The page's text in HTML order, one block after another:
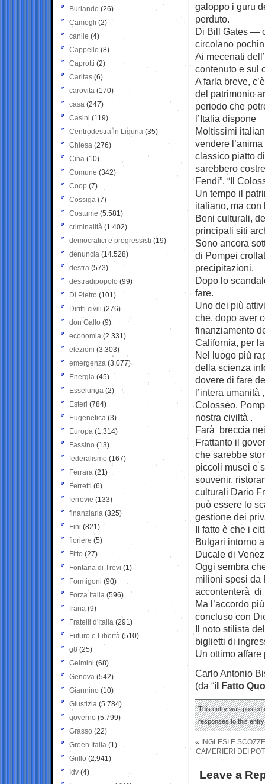
galoppo i guru
perduto.
Di Bill Gates —
circolano
Ai mecenati
contenuto e sul
A farla breve,
del patrimonio
periodo che
l’Italia dispone
Moltissimi
vendere
classico piatto
sarebbero
Fendi”, “Il
Un tempo il
italiano, ma
Beni culturali,
principali siti
Sono ancora
di Pompei
precipitazioni.
Dopo lo
fare.
Uno dei più
che, dopo aver
finanziamento
California, per
Nel luogo più
della scienza
dovere di fare
l’intera
Colosseo,
nostra civiltà .
Farà breccia
Frattanto il
che sarebbe
piccoli musei e
souvenir,
culturali Dario
può essere lo
gestione dei
Il fatto è che i
Bulgari intorno
Ducale di
Oggi sembra
milioni spesi da
accontenterà di
Ma l’accordo
concluso con
Il noto stilista
biglietti di
Un ottimo
Carlo Antonio
(da “il Fatto
This entry was posted
responses to this
«
INGLESI E
CAMERIERI DEI
Leave a
Burlando (26)
Camogli (2)
canile (4)
Cappello (8)
Caprotti (2)
Caritas (6)
carovita (170)
casa (247)
Casini (119)
Centrodestra in Liguria (35)
Chiesa (276)
Cina (10)
Comune (342)
Coop (7)
Cossiga (7)
Costume (5.581)
criminalità (1.402)
democratici e progressisti (19)
denuncia (14.528)
destra (573)
destradipopolo (99)
Di Pietro (101)
Diritti civili (276)
don Gallo (9)
economia (2.331)
elezioni (3.303)
emergenza (3.077)
Energia (45)
Esselunga (2)
Esteri (784)
Eugenetica (3)
Europa (1.314)
Fassino (13)
federalismo (167)
Ferrara (21)
Ferretti (6)
ferrovie (133)
finanziaria (325)
Fini (821)
fioriere (5)
Fitto (27)
Fontana di Trevi (1)
Formigoni (90)
Forza Italia (596)
frana (9)
Fratelli d'Italia (291)
Futuro e Libertà (510)
g8 (25)
Gelmini (68)
Genova (542)
Giannino (10)
Giustizia (5.784)
governo (5.799)
Grasso (22)
Green Italia (1)
Grillo (2.941)
Idv (4)